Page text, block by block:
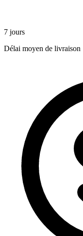
7 jours
Délai moyen de livraison